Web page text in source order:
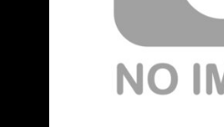
金會董事長張淑芬（左
長顏博文（右四）到場
瑄。（資料照片，陳麒